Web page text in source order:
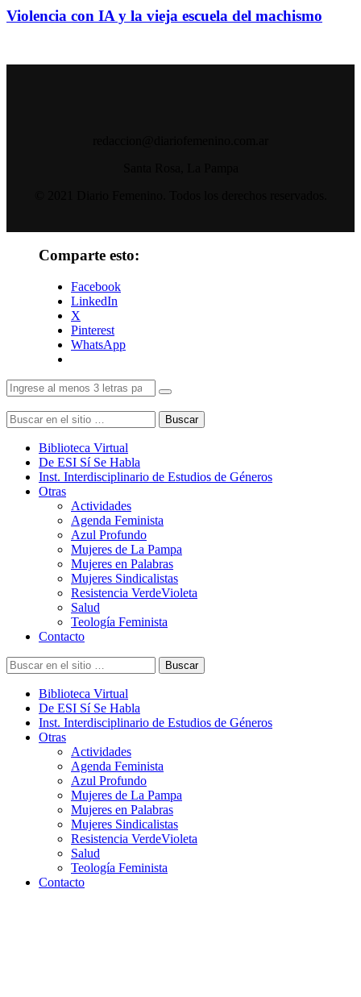
Violencia con IA y la vieja escuela del machismo
Comparte esto:
Facebook
LinkedIn
X
Pinterest
WhatsApp
Buscar
Biblioteca Virtual
De ESI Sí Se Habla
Inst. Interdisciplinario de Estudios de Géneros
Otras
Actividades
Agenda Feminista
Azul Profundo
Mujeres de La Pampa
Mujeres en Palabras
Mujeres Sindicalistas
Resistencia VerdeVioleta
Salud
Teología Feminista
Contacto
Buscar
Biblioteca Virtual
De ESI Sí Se Habla
Inst. Interdisciplinario de Estudios de Géneros
Otras
Actividades
Agenda Feminista
Azul Profundo
Mujeres de La Pampa
Mujeres en Palabras
Mujeres Sindicalistas
Resistencia VerdeVioleta
Salud
Teología Feminista
Contacto